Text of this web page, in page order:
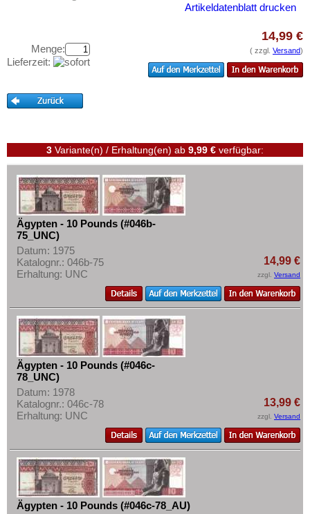
Französisch Äquatorial-Afrika
Französisch Westafrika
Gabun
Gambia
Ghana
Guinea-Bissau
Kamerun
Kap Verden
Katanga
Kenia
Komoren
Kongo, Demokratische Republik
Kongo, Republik
Lesotho
Liberia
Libyen
Madagaskar
Malawi
Mali
Mauretanien
Mauritius
Mozambique
Kataloge
Aufbewahrung
Gutscheine
Kontakt
Informationen
Preislisten
Ankauf
Erhaltungsgrade
Gratisbanknoten
FAQ
Mehr über...
Zahlungsbedingungen
Privatsphäre und Datenschutz
Widerrufsbelehrung
Liefer- und Versandkosten
AGB
Artikeldatenblatt drucken
Menge:
Lieferzeit:
14,99 €
( zzgl. Versand)
3 Variante(n) / Erhaltung(en) ab 9,99 € verfügbar:
Ägypten - 10 Pounds (#046b-
75_UNC)
Datum: 1975
Katalognr.: 046b-75
Erhaltung: UNC
14,99 €
zzgl. Versand
Ägypten - 10 Pounds (#046c-
78_UNC)
Datum: 1978
Katalognr.: 046c-78
Erhaltung: UNC
13,99 €
zzgl. Versand
Ägypten - 10 Pounds (#046c-78_AU)